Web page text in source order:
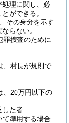
処理に関し、必
ができる。
その身分を示す
らない。
罪捜査のために
、村長が規則で
、20万円以下の
した者
て準用する場合